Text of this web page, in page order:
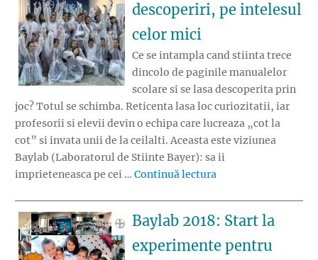
descoperiri, pe intelesul
celor mici
Ce se intampla cand stiinta trece
dincolo de paginile manualelor
scolare si se lasa descoperita prin
joc? Totul se schimba. Reticenta lasa loc curiozitatii, iar
profesorii si elevii devin o echipa care lucreaza „cot la
cot” si invata unii de la ceilalti. Aceasta este viziunea
Baylab (Laboratorul de Stiinte Bayer): sa ii
imprieteneasca pe cei … Continuă lectura
Baylab 2018: Start la
experimente pentru